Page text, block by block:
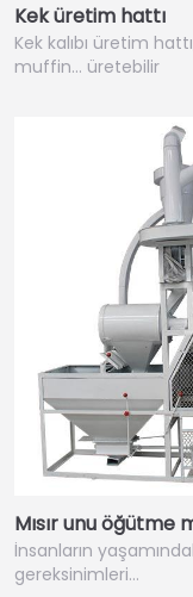
Kek üretim hattı
Kek kalıbı üretim
muffin… üretebilir
Mısır unu öğütme
İnsanların
gereksinimleri…